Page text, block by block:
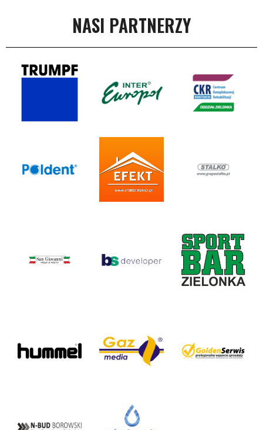
NASI PARTNERZY